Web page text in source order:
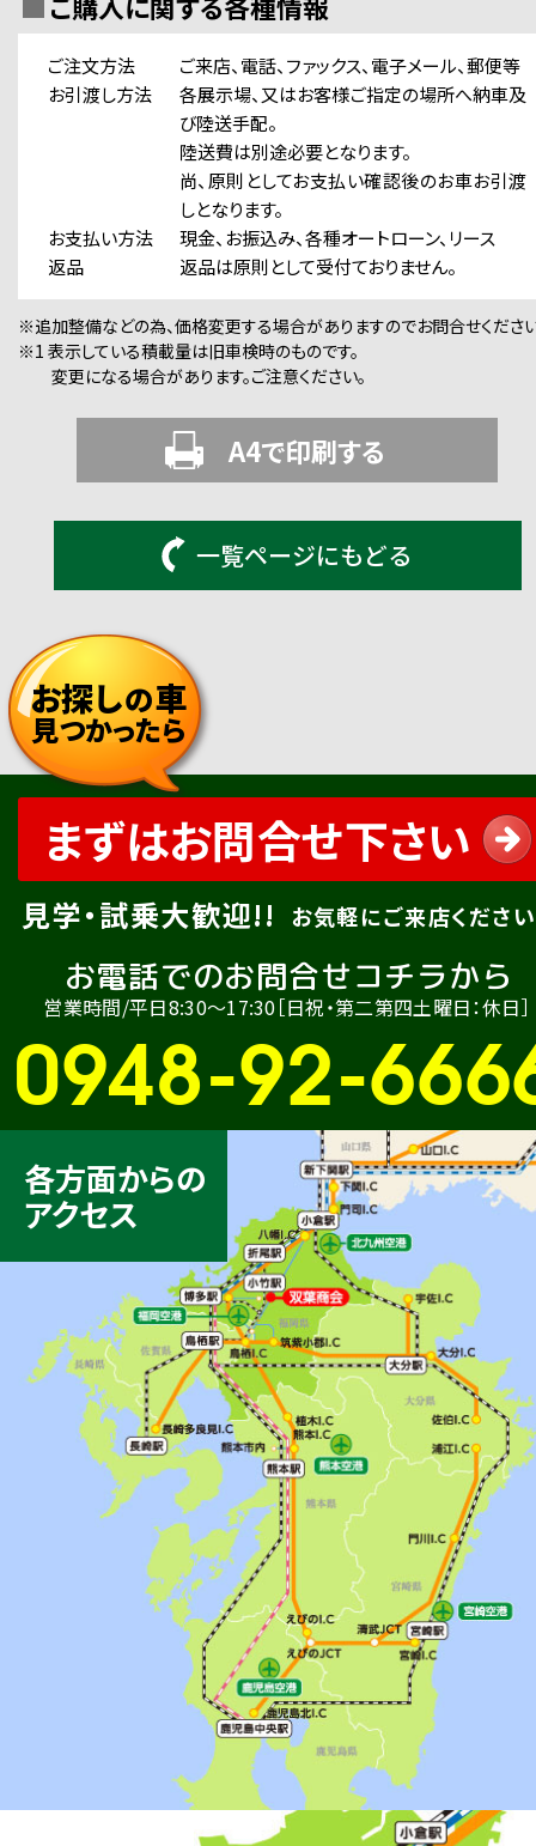
ご注文方法
ご来店、電話、ファックス、電子メール、郵便等
お引渡し方法
各展示場、又はお客様ご指定の場所へ納車及
び陸送手配。
陸送費は別途必要となります。
尚、原則としてお支払い確認後のお車お引渡
しとなります。
お支払い方法
現金、お振込み、各種オートローン、リース
返品
返品は原則として受付ておりません。
※追加整備などの為、価格変更する場合がありますのでお問合せくださ
※1 表示している積載量は旧車検時のものです。
変更になる場合があります。ご注意ください。
A4で印刷する
一覧ページにもどる
お探しの車
見つかったら
まずはお問合せ下さい
見学・試乗大歓迎!! お気軽にご来店ください
お電話でのお問合せコチラから
営業時間/平日8:30〜17:30［日祝・第二第四土曜日：休日］
0948-92-
各方面からの
アクセス